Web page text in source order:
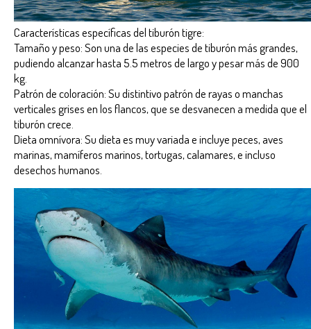
Características específicas del tiburón tigre:
Tamaño y peso: Son una de las especies de tiburón más grandes,
pudiendo alcanzar hasta 5.5 metros de largo y pesar más de 900
kg.
Patrón de coloración: Su distintivo patrón de rayas o manchas
verticales grises en los flancos, que se desvanecen a medida que el
tiburón crece.
Dieta omnívora: Su dieta es muy variada e incluye peces, aves
marinas, mamíferos marinos, tortugas, calamares, e incluso
desechos humanos.